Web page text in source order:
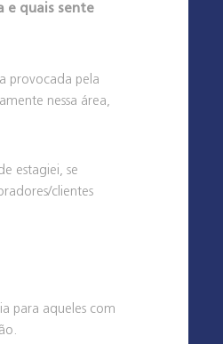
e quais sente
provocada pela
nessa área,
estagiei, se
clientes
para aqueles com